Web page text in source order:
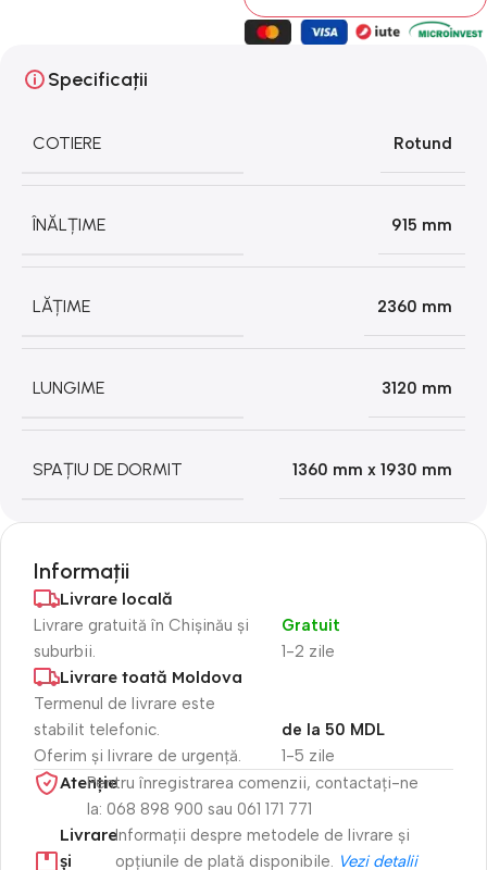
Specificații
COTIERE Rotund
ÎNĂLȚIME 915 mm
LĂȚIME 2360 mm
LUNGIME 3120 mm
SPAȚIU DE DORMIT 1360 mm x 1930 mm
Informații
Livrare locală
Livrare gratuită în Chișinău și
suburbii.
1-2 zile
Gratuit
Livrare toată Moldova
Termenul de livrare este
stabilit telefonic.
Oferim și livrare de urgență.
1-5 zile
de la 50 MDL
Atenție​Pentru înregistrarea comenzii, contactați-ne
la: 068 898 900 sau 061 171 771
Livrare
și
Informații despre metodele de livrare și
opțiunile de plată disponibile. Vezi detalii